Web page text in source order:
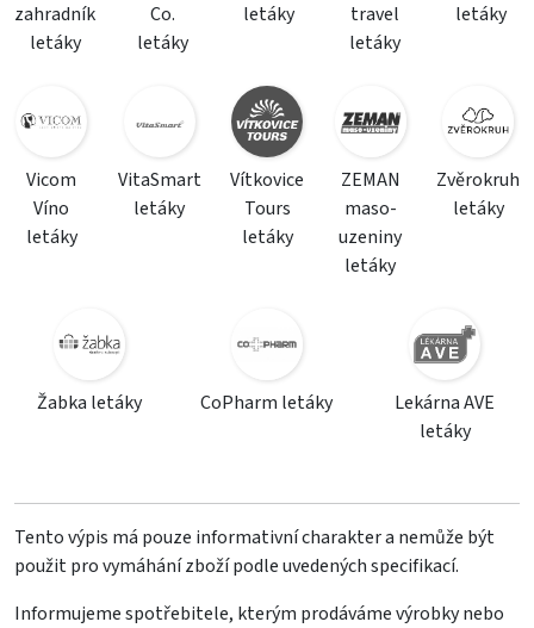
zahradník
letáky
Co.
letáky
letáky
travel
letáky
letáky
Vicom
Víno
letáky
VitaSmart
letáky
Vítkovice
Tours
letáky
ZEMAN
maso-
uzeniny
letáky
Zvěrokruh
letáky
Žabka letáky CoPharm letáky
Lekárna AVE
letáky
Tento výpis má pouze informativní charakter a nemůže být
použit pro vymáhání zboží podle uvedených specifikací.
Informujeme spotřebitele, kterým prodáváme výrobky nebo